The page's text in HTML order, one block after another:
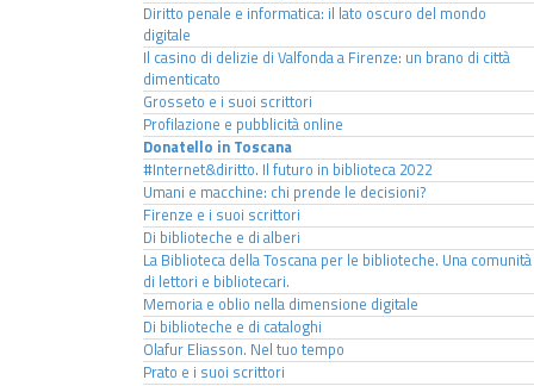
Diritto penale e informatica: il lato oscuro del mondo
digitale
Il casino di delizie di Valfonda a Firenze: un brano di città
dimenticato
Grosseto e i suoi scrittori
Profilazione e pubblicità online
Donatello in Toscana
#Internet&diritto. Il futuro in biblioteca 2022
Umani e macchine: chi prende le decisioni?
Firenze e i suoi scrittori
Di biblioteche e di alberi
La Biblioteca della Toscana per le biblioteche. Una comunità
di lettori e bibliotecari.
Memoria e oblio nella dimensione digitale
Di biblioteche e di cataloghi
Olafur Eliasson. Nel tuo tempo
Prato e i suoi scrittori